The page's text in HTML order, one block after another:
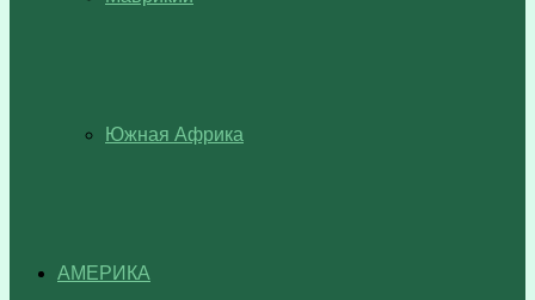
Южная Африка
АМЕРИКА